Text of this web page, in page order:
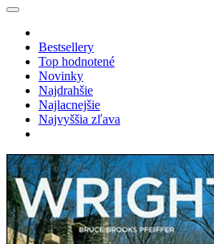
Bestsellery
Top hodnotené
Novinky
Najdrahšie
Najlacnejšie
Najvyššia zľava